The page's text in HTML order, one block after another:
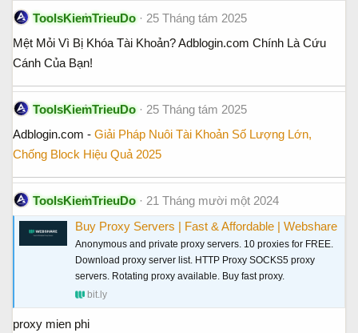
ToolsKiemTrieuDo
25 Tháng tám 2025
Mệt Mỏi Vì Bị Khóa Tài Khoản? Adblogin.com Chính Là Cứu
Cánh Của Bạn!
ToolsKiemTrieuDo
25 Tháng tám 2025
Adblogin.com - Giải Pháp Nuôi Tài Khoản Số Lượng Lớn,
Chống Block Hiệu Quả 2025
ToolsKiemTrieuDo
21 Tháng mười một 2024
Buy Proxy Servers | Fast & Affordable | Webshare
Anonymous and private proxy servers. 10 proxies for FREE.
Download proxy server list. HTTP Proxy SOCKS5 proxy
servers. Rotating proxy available. Buy fast proxy.
bit.ly
proxy mien phi